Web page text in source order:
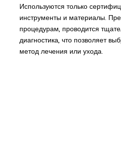
Используются только
инструменты и материалы.
процедурам, проводится
диагностика, что позволяет
метод лечения или ухода.